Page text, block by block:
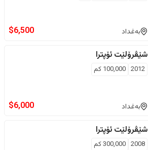
بەغداد $6,500
شێڤرۆلێت ئۆپترا
2012
100,000 كم
بەغداد $6,000
شێڤرۆلێت ئۆپترا
2008
300,000كم